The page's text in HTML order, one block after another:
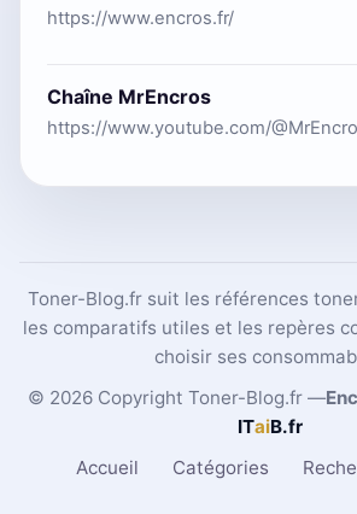
https://www.encros.fr/
Chaîne MrEncros
https://www.youtube.com/
Toner-Blog.fr suit les références
les comparatifs utiles et les repères
choisir ses
© 2026 Copyright Toner-Blog.fr —
ITaiB.fr
Accueil
Catégories